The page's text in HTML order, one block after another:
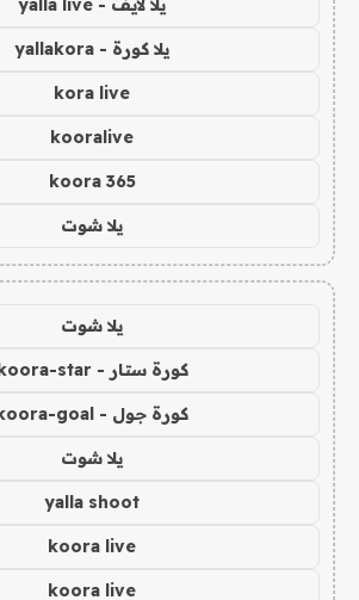
يلا كورة - yallakora
kora live
kooralive
koora 365
يلا شوت
يلا شوت
كورة ستار - koora-star
كورة جول - koora-goal
يلا شوت
yalla shoot
koora live
koora live